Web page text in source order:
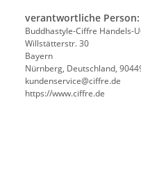
verantwortliche Person:
Buddhastyle-Ciffre Handels-
Willstätterstr. 30
Bayern
Nürnberg, Deutschland,
kundenservice@ciffre.de
https://www.ciffre.de